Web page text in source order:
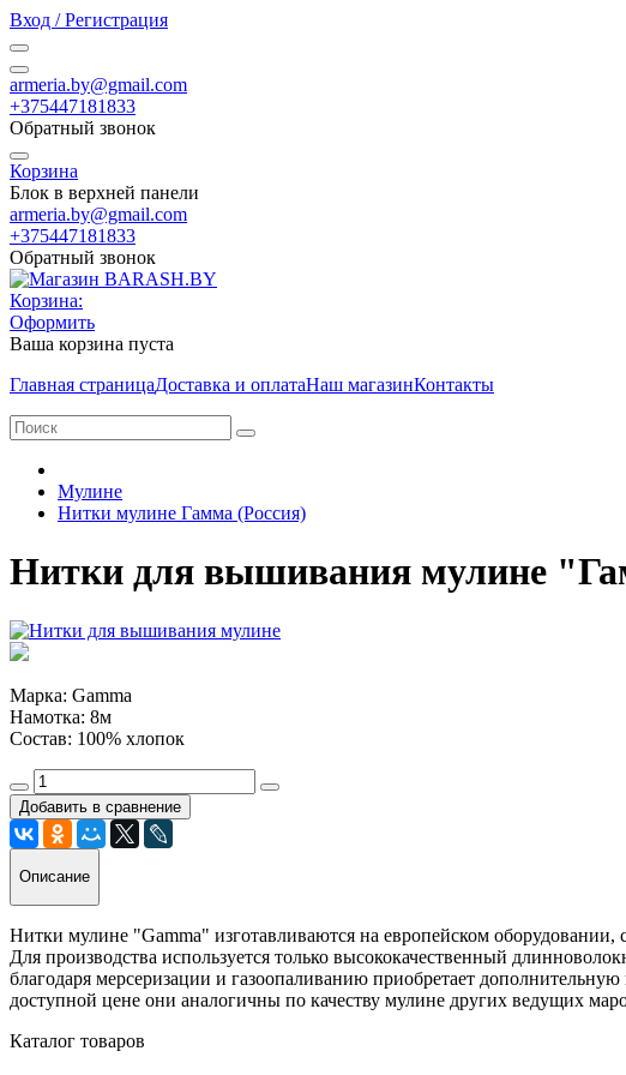
Вход / Регистрация
armeria.by@gmail.com
+375447181833
Обратный звонок
Корзина
Блок в верхней панели
armeria.by@gmail.com
+375447181833
Обратный звонок
Корзина:
Оформить
Ваша корзина пуста
Главная страницаДоставка и оплатаНаш магазинКонтакты
Мулине
Нитки мулине Гамма (Россия)
Нитки для вышивания мулине
Марка: Gamma
Намотка: 8м
Состав: 100% хлопок
Добавить в сравнение
Описание
Нитки мулине "Gamma" изготавливаются на европейском оборудовании,
Для производства используется только высококачественный
благодаря мерсеризации и газоопаливанию приобретает
доступной цене они аналогичны по качеству мулине других ведущих
Каталог товаров